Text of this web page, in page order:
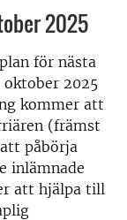
2025
för nästa
2025
kommer att
(främst
påbörja
inlämnade
att hjälpa till